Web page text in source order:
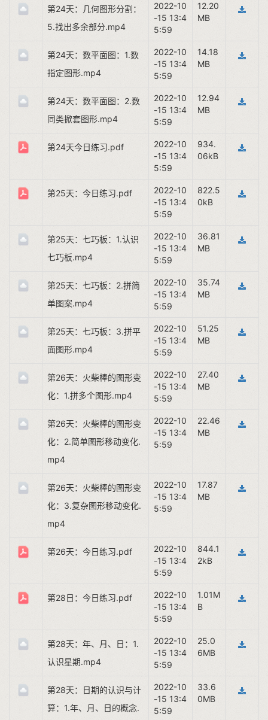
第24天：几何图形分割：
5.找出多余部分.mp4
2022-10
-15 13:4
5:59
12.20
MB
第24天：数平面图：1.数
指定图形.mp4
2022-10
-15 13:4
5:59
14.18
MB
第24天：数平面图：2.数
同类掀套图形.mp4
2022-10
-15 13:4
5:59
12.94
MB
第24天今日练习.pdf
2022-10
-15 13:4
5:59
934.
06kB
第25天：今日练习.pdf
2022-10
-15 13:4
5:59
822.5
0kB
第25天：七巧板：1.认识
七巧板.mp4
2022-10
-15 13:4
5:59
36.81
MB
第25天：七巧板：2.拼简
单图案.mp4
2022-10
-15 13:4
5:59
35.74
MB
第25天：七巧板：3.拼平
面图形.mp4
2022-10
-15 13:4
5:59
51.25
MB
第26天：火柴棒的图形变
化：1.拼多个图形.mp4
2022-10
-15 13:4
5:59
27.40
MB
第26天：火柴棒的图形变
化：2.简单图形移动变化.
mp4
2022-10
-15 13:4
5:59
22.46
MB
第26天：火柴棒的图形变
化：3.复杂图形移动变化.
mp4
2022-10
-15 13:4
5:59
17.87
MB
第26天：今日练习.pdf
2022-10
-15 13:4
5:59
844.1
2kB
第28日：今日练习.pdf
2022-10
-15 13:4
5:59
1.01M
B
第28天：年、月、日：1.
认识星期.mp4
2022-10
-15 13:4
5:59
25.0
6MB
第28天：日期的认识与计
算：1.年、月、日的概念.
2022-10
-15 13:4
5:59
33.6
0MB